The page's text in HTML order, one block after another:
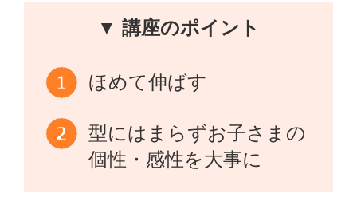
▼ 講座のポイント
ほめて伸ばす
型にはまらずお子さまの
個性・感性を大事に